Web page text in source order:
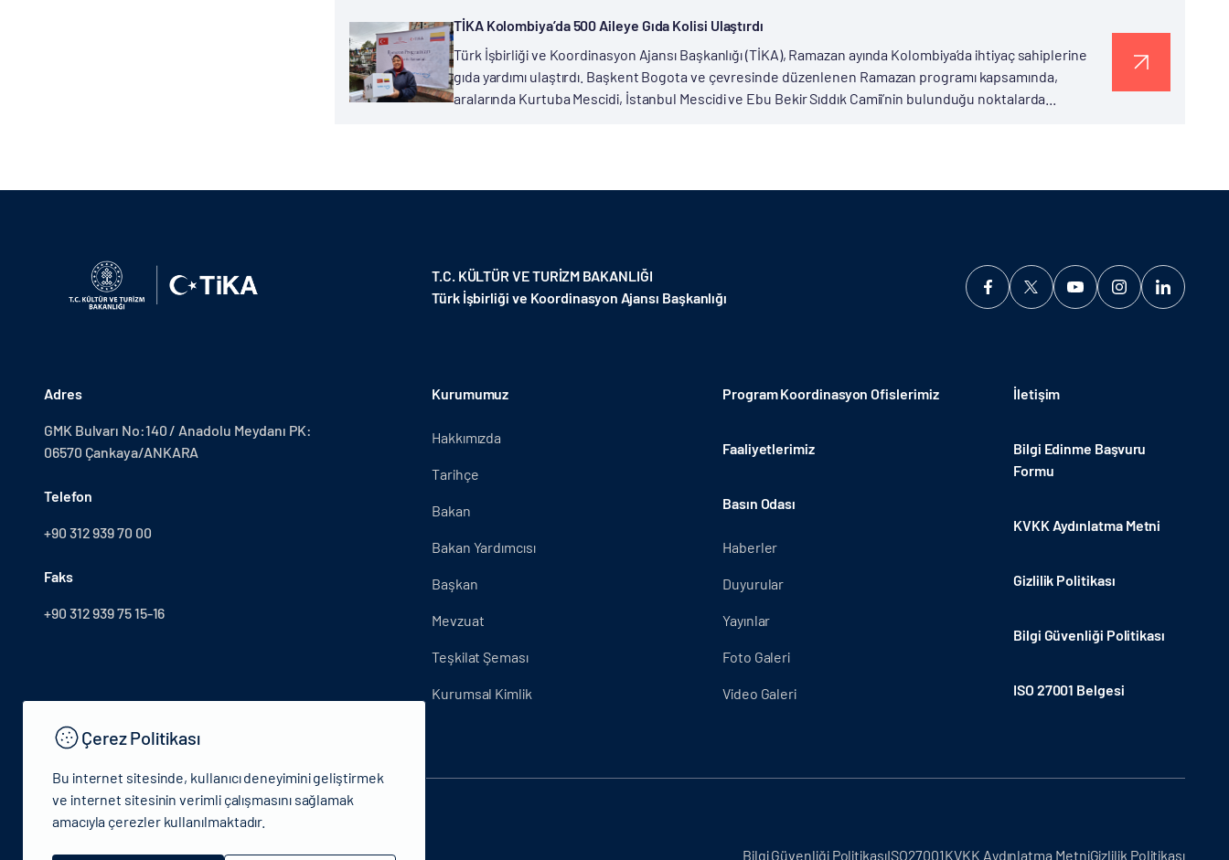
TİKA Kolombiya’da 500 Aileye Gıda Kolisi Ulaştırdı
Türk İşbirliği ve Koordinasyon Ajansı Başkanlığı (TİKA), Ramazan ayında Kolombiya’da ihtiyaç sahiplerine
gıda yardımı ulaştırdı. Başkent Bogota ve çevresinde düzenlenen Ramazan programı kapsamında,
aralarında Kurtuba Mescidi, İstanbul Mescidi ve Ebu Bekir Sıddık Camii’nin bulunduğu noktalarda...
T.C. KÜLTÜR VE TURİZM BAKANLIĞI
Türk İşbirliği ve Koordinasyon Ajansı Başkanlığı
Adres
GMK Bulvarı No:140 / Anadolu Meydanı PK:
06570 Çankaya/ANKARA
Telefon
+90 312 939 70 00
Faks
+90 312 939 75 15-16
Kurumumuz
Hakkımızda
Tarihçe
Bakan
Bakan Yardımcısı
Başkan
Mevzuat
Teşkilat Şeması
Kurumsal Kimlik
Program Koordinasyon Ofislerimiz
Faaliyetlerimiz
Basın Odası
Haberler
Duyurular
Yayınlar
Foto Galeri
Video Galeri
İletişim
Bilgi Edinme Başvuru
Formu
KVKK Aydınlatma Metni
Gizlilik Politikası
Bilgi Güvenliği Politikası
ISO 27001 Belgesi
© 2024 T.C.Kültür ve Turizm Bakanlığı - Tüm hakları saklıdır. Bilgi Güvenliği PolitikasıISO27001KVKK Aydınlatma MetniGizlilik Politikası
Çerez Politikası
Bu internet sitesinde, kullanıcı deneyimini geliştirmek
ve internet sitesinin verimli çalışmasını sağlamak
amacıyla çerezler kullanılmaktadır.